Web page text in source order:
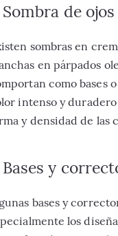
Sombra de
sombras en
en párpados
como bases
intenso y duradero
y densidad de las
Bases y
bases y
los